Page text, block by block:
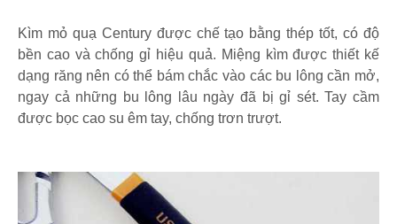
Kìm mỏ quạ Century được chế tạo bằng thép tốt, có độ
bền cao và chống gỉ hiệu quả. Miệng kìm được thiết kế
dạng răng nên có thể bám chắc vào các bu lông cần mở,
ngay cả những bu lông lâu ngày đã bị gỉ sét. Tay cầm
được bọc cao su êm tay, chống trơn trượt.